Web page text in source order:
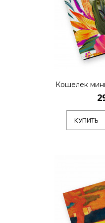
..
..
Кошелек
КУПИТЬ